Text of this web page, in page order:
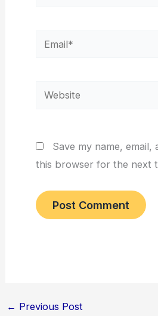
Email*
Website
Save my name, email,
this browser for the next
← Previous Post